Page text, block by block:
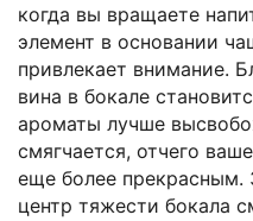
когда вы вращаете
элемент в основании
привлекает внимание.
вина в бокале
ароматы лучше
смягчается, отчего
еще более прекрасным.
центр тяжести бокала